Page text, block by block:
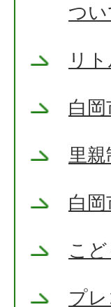
つい
リ
白
里
白
こ
プ